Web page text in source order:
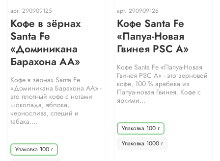
арт. 290909125
Кофе в зёрнах
Santa Fe
«Доминикана
Барахона АА»
Кофе в зёрнах Santa Fe
«Доминикана Барахона АА» -
это плотный кофе с нотами
шоколада, яблока,
чернослива, специй и
табака....
Упаковка 100 г
арт. 290909126
Кофе Santa Fe
«Папуа-Новая
Гвинея PSC A»
Кофе Santa Fe «Папуа-Новая
Гвинея PSC A» - это зерновой
кофе, 100 % арабика из
Папуа-новая Гвинея. Кофе с
яркими...
Упаковка 100 г
Упаковка 1000 г